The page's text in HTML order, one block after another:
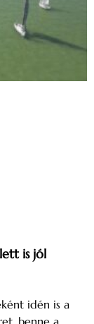
is jól
idén is a
benne a